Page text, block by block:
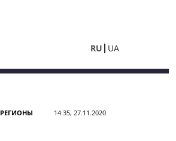
RU UA
РЕГИОНЫ 14:35, 27.11.2020